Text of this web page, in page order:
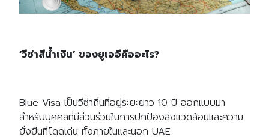
‘วีซ่าสีน้ำเงิน’ ของยูเออีคืออะไร?
Blue Visa เป็นวีซ่าถิ่นที่อยู่ระยะยาว 10 ปี ออกแบบมา
สำหรับบุคคลที่มีส่วนร่วมในการปกป้องสิ่งแวดล้อมและความ
ยั่งยืนที่โดดเด่น ทั้งภายในและนอก UAE